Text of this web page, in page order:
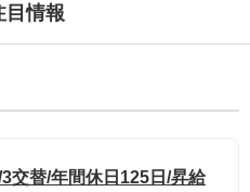
目情報
交替/年間休日125日/昇給